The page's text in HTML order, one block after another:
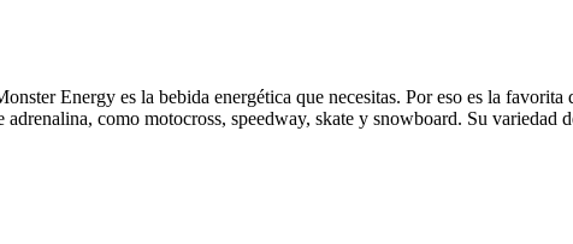
Energy es la bebida energética que necesitas. Por eso es la favorita
como motocross, speedway, skate y snowboard. Su variedad